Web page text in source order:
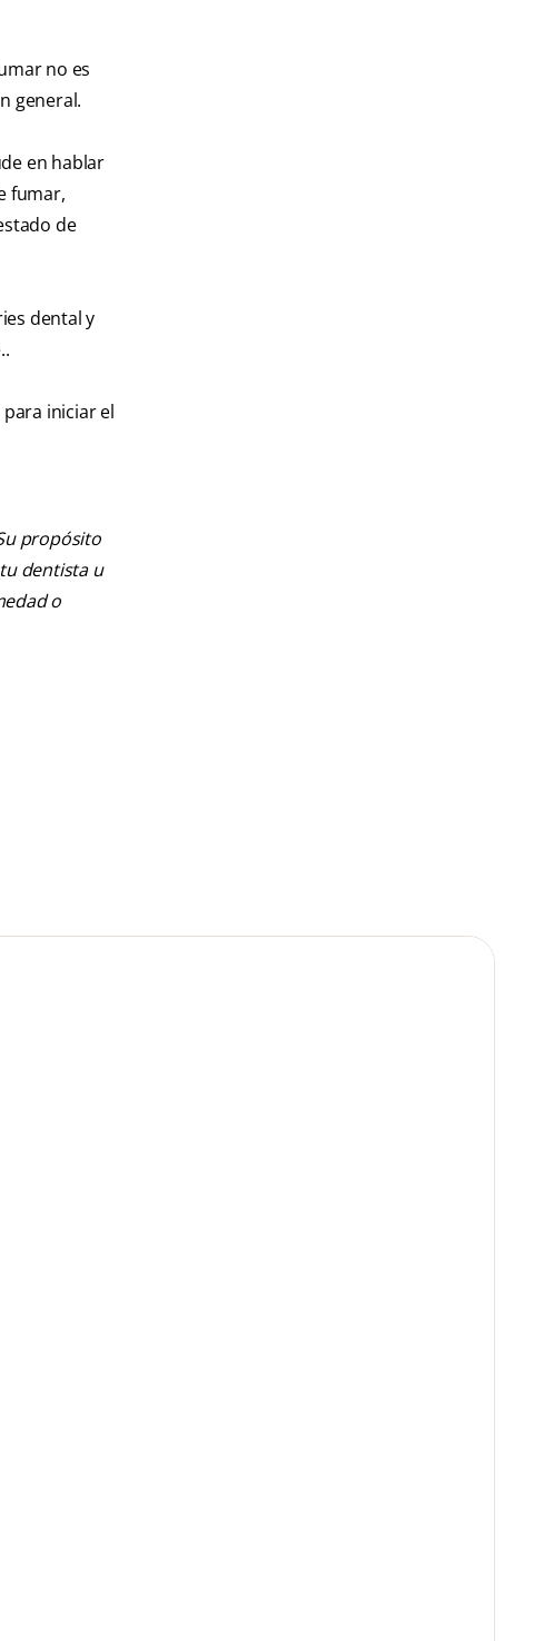
no es
general.
en hablar
fumar,
de
dental y
iniciar el
propósito
dentista u
o